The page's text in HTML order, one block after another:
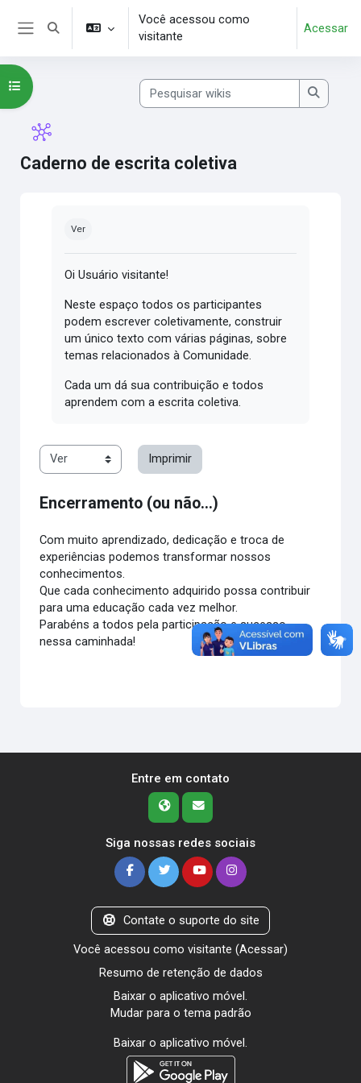
Ir para o conteúdo principal
Alternar entrada de pesquisa
Você acessou como
visitante
Acessar
Pesquisar wikis
Caderno de escrita coletiva
Abrir índice do curso
Ver
Oi Usuário visitante!
Neste espaço todos os participantes
podem escrever coletivamente, construir
um único texto com várias páginas, sobre
temas relacionados à Comunidade.
Cada um dá sua contribuição e todos
aprendem com a escrita coletiva.
Imprimir
Encerramento (ou não...)
Com muito aprendizado, dedicação e troca de
experiências podemos transformar nossos
conhecimentos.
Que cada conhecimento adquirido possa contribuir
para uma educação cada vez melhor.
Parabéns a todos pela participação e sucesso
nessa caminhada!
Entre em contato
Siga nossas redes sociais
Contate o suporte do site
Você acessou como visitante (Acessar)
Resumo de retenção de dados
Baixar o aplicativo móvel.
Mudar para o tema padrão
Baixar o aplicativo móvel.